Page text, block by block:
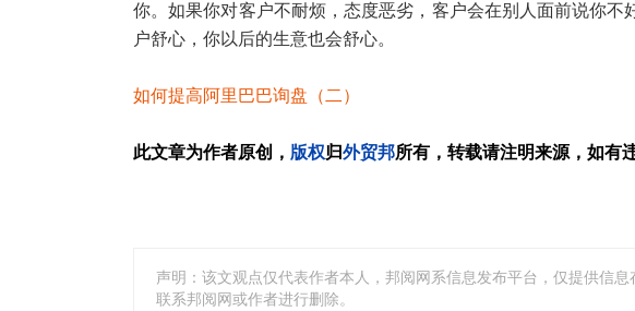
你。如果你对客户不耐烦，态度恶劣，客户会在别人面前说你不
户舒心，你以后的生意也会舒心。
如何提高阿里巴巴询盘（二）
此文章为作者原创， 版权归外贸邦所有，转载请注明来源，如有
声明：该文观点仅代表作者本人，邦阅网系信息发布平台，仅提供信
联系邦阅网或作者进行删除。